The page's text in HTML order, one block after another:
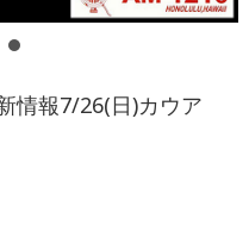
情報7/26(日)カウア